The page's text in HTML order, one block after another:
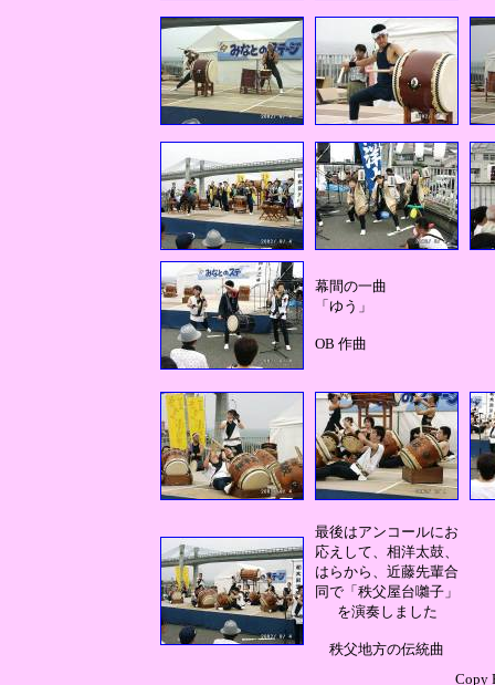
幕間の一曲
「ゆう」
OB 作曲
最後はアンコールにお
応えして、相洋太鼓、
はらから、近藤先輩合
同で「秩父屋台囃子」
を演奏しました
秩父地方の伝統曲
Copy